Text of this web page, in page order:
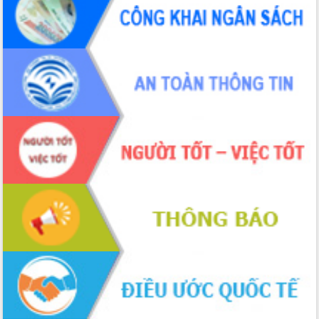
UBND tỉnh họp báo định kỳ tháng 4
năm 2026
Hội thảo khoa học “Giải pháp thúc đẩy
phát triển nền kinh tế xanh tại tỉnh
Đắk Lắk”
Tăng cường giám sát, đôn đốc thực
hiện nhiệm vụ quản lý tài sản công
hàng tuần
Tháo gỡ những vướng mắc, đẩy mạnh
công tác cải cách thủ tục hành chính
tại Trung tâm Phục vụ hành chính
công tỉnh
Đắk Lắk: Tôn vinh 46 giải pháp tại Hội
thi Sáng tạo Kỹ thuật 2024 - 2025
Đắk Lắk rà soát, điều chỉnh Đề án 190
về phát triển nuôi trồng thủy sản
Phó Chủ tịch UBND tỉnh Đắk Lắk
Trương Công Thái kiểm tra thực địa
Dự án cao tốc Khánh Hòa - Buôn Ma
Thuột